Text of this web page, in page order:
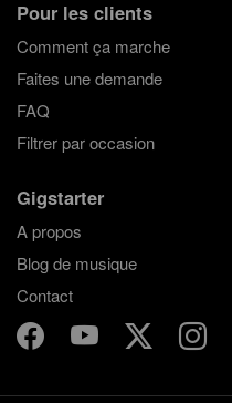
Pour les clients
Comment ça marche
Faites une demande
FAQ
Filtrer par occasion
Gigstarter
A propos
Blog de musique
Contact